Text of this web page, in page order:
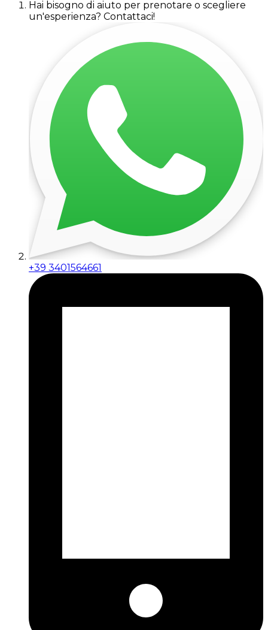
Hai bisogno di aiuto per prenotare o scegliere
un'esperienza? Contattaci!
+39 3401564661